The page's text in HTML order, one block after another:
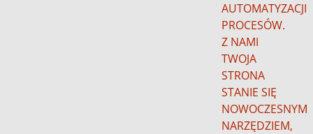
AUTOMATYZACJI
PROCESÓW.
Z NAMI
TWOJA
STRONA
STANIE SIĘ
NOWOCZESNYM
NARZĘDZIEM,